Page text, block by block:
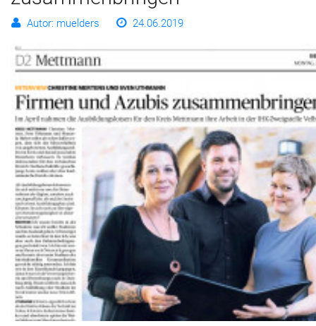
Autor: muelders 24.06.2019